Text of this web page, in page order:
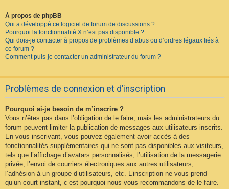
À propos de phpBB
Qui a développé ce logiciel de forum de discussions ?
Pourquoi la fonctionnalité X n’est pas disponible ?
Qui dois-je contacter à propos de problèmes d’abus ou d’ordres légaux liés à
ce forum ?
Comment puis-je contacter un administrateur du forum ?
Problèmes de connexion et d’inscription
Pourquoi ai-je besoin de m’inscrire ?
Vous n’êtes pas dans l’obligation de le faire, mais les administrateurs du
forum peuvent limiter la publication de messages aux utilisateurs inscrits.
En vous inscrivant, vous pouvez également avoir accès à des
fonctionnalités supplémentaires qui ne sont pas disponibles aux visiteurs,
tels que l’affichage d’avatars personnalisés, l’utilisation de la messagerie
privée, l’envoi de courriers électroniques aux autres utilisateurs,
l’adhésion à un groupe d’utilisateurs, etc. L’inscription ne vous prend
qu’un court instant, c’est pourquoi nous vous recommandons de le faire.